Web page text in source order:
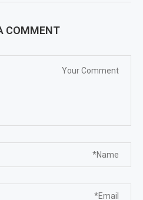
COMMENT